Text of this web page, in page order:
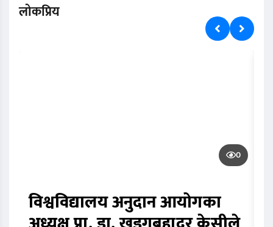
लोकप्रिय
0
विश्वविद्यालय अनुदान आयोगका